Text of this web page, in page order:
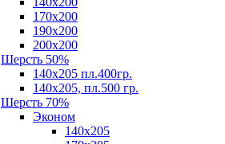
170х200
190х200
200х200
Шерсть 50%
140х205 пл.400гр.
140х205, пл.500 гр.
Шерсть 70%
Эконом
140х205